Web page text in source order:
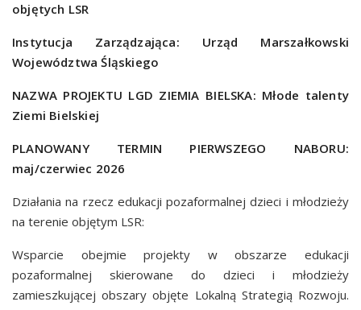
objętych LSR
Instytucja Zarządzająca: Urząd Marszałkowski
Województwa Śląskiego
NAZWA PROJEKTU LGD ZIEMIA BIELSKA: Młode talenty
Ziemi Bielskiej
PLANOWANY TERMIN PIERWSZEGO NABORU:
maj/czerwiec 2026
Działania na rzecz edukacji pozaformalnej dzieci i młodzieży
na terenie objętym LSR:
Wsparcie obejmie projekty w obszarze edukacji
pozaformalnej skierowane do dzieci i młodzieży
zamieszkującej obszary objęte Lokalną Strategią Rozwoju.